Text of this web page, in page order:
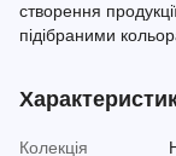
створення
підібраними
Колекція